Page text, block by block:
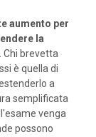
aumento per
la
Chi brevetta
è quella di
a
semplificata
venga
possono